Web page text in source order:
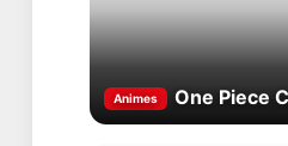
Animes One Piece